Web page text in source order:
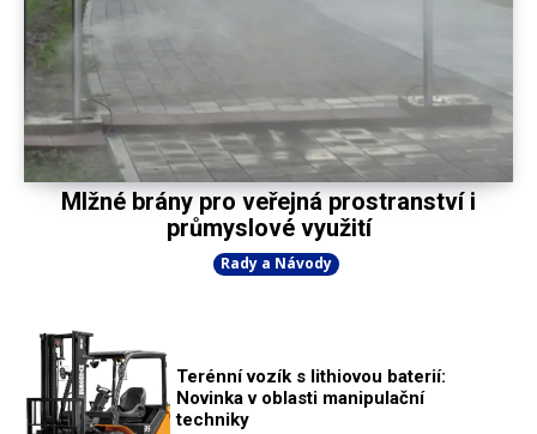
Mlžné brány pro veřejná prostranství i
průmyslové využití
Rady a Návody
Terénní vozík s lithiovou baterií:
Novinka v oblasti manipulační
techniky